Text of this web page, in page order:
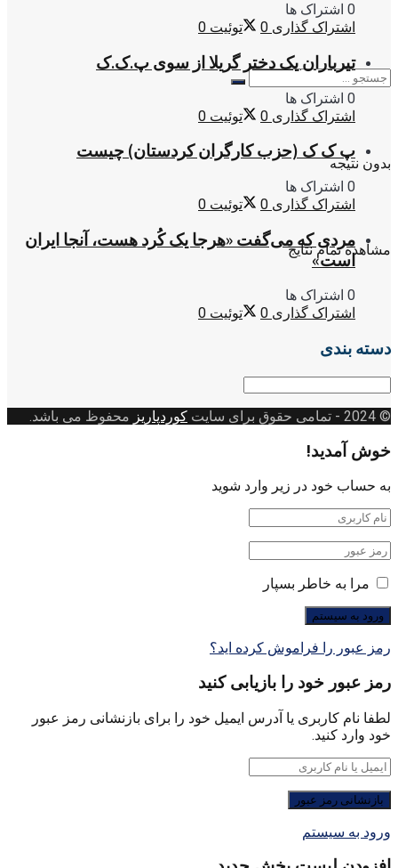
بدون نتیجه
مشاهده تمام نتایج
0 اشتراک ها
اشتراک گذاری 0 توئیت 0
تیرباران یک دختر گریلا از سوی پ.ک.ک
0 اشتراک ها
اشتراک گذاری 0 توئیت 0
پ ک ک (حزب کارگران کردستان) چیست
0 اشتراک ها
اشتراک گذاری 0 توئیت 0
مردی که می‌گفت «هرجا یک کُرد هست، آنجا ایران
است»
0 اشتراک ها
اشتراک گذاری 0 توئیت 0
دسته بندی
دسته
© 2024
- تمامی حقوق برای سایت کوردپاریز محفوظ می باشد.
خوش آمدید!
به حساب خود در زیر وارد شوید
مرا به خاطر بسپار
رمز عبور را فراموش کرده اید؟
رمز عبور خود را بازیابی کنید
لطفا نام کاربری یا آدرس ایمیل خود را برای بازنشانی رمز عبور
خود وارد کنید.
ورود به سیستم